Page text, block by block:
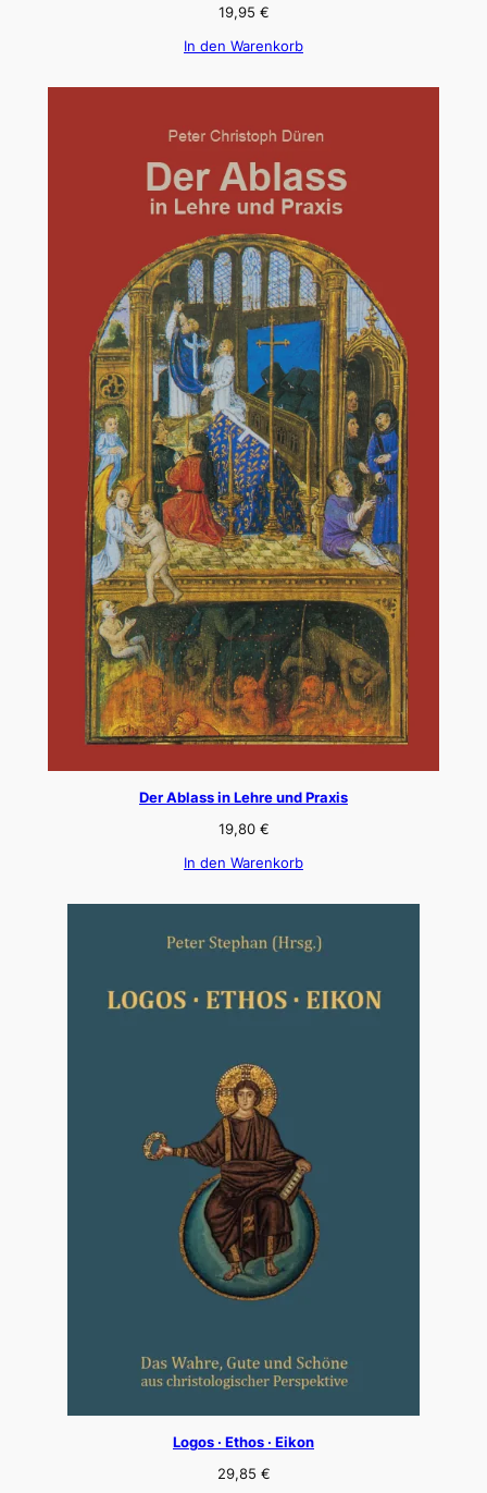
19,95 €
In den Warenkorb
Der Ablass in Lehre und Praxis
19,80 €
In den Warenkorb
Logos · Ethos · Eikon
29,85 €